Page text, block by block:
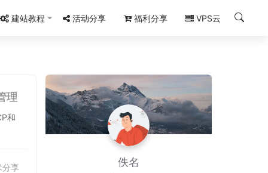
建站教程 活动分享 福利分享 VPS云
理
和
分享 佚名